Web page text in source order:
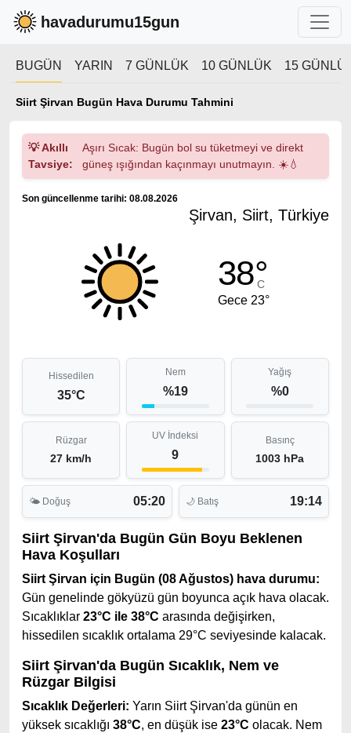
havadurumu15gun
BUGÜN YARIN 7 GÜNLÜK 10 GÜNLÜK 15
Siirt Şirvan Bugün Hava Durumu Tahmini
💡 Akıllı
Tavsiye:
Aşırı Sıcak: Bugün bol su tüketmeyi ve direkt
güneş ışığından kaçınmayı unutmayın. ☀️💧
Son güncellenme tarihi: 08.08.2026
Şirvan, Siirt, Türkiye
38°
C
Gece 23°
Hissedilen
35°C
Nem
%19
Yağış
%0
Rüzgar
27 km/h
UV İndeksi
9
Basınç
1003 hPa
🌤 Doğuş 05:20 🌙 Batış 19:14
Siirt Şirvan'da Bugün Gün Boyu Beklenen
Hava Koşulları
Siirt Şirvan için Bugün (08 Ağustos) hava durumu:
Gün genelinde gökyüzü gün boyunca açık hava olacak.
Sıcaklıklar 23°C ile 38°C arasında değişirken,
hissedilen sıcaklık ortalama 29°C seviyesinde kalacak.
Siirt Şirvan'da Bugün Sıcaklık, Nem ve
Rüzgar Bilgisi
Sıcaklık Değerleri: Yarın Siirt Şirvan'da günün en
yüksek sıcaklığı 38°C, en düşük ise 23°C olacak. Nem